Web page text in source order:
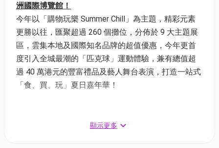
洲國際博覽館！
今年以「購物玩樂 Summer Chill」為主題，精彩元素
更勝以往，匯聚超過 260 個攤位，分佈於 9 大主題展
區，雲集本地及國際知名品牌的超值優惠，今年更首
度引入全城最潮的「匹克球」運動體驗，兼有總值超
過 40 萬港元的豐富禮品及藝人舞台表演，打造一站式
「食、買、玩」夏日嘉年華！
活動日期：2026年6月26日 (星期五) 至 2026年6月29
顯示更多